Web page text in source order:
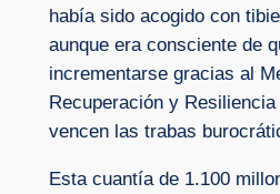
había sido acogido con
aunque era consciente de
incrementarse gracias al
Recuperación y
vencen las trabas
Esta cuantía de 1.100